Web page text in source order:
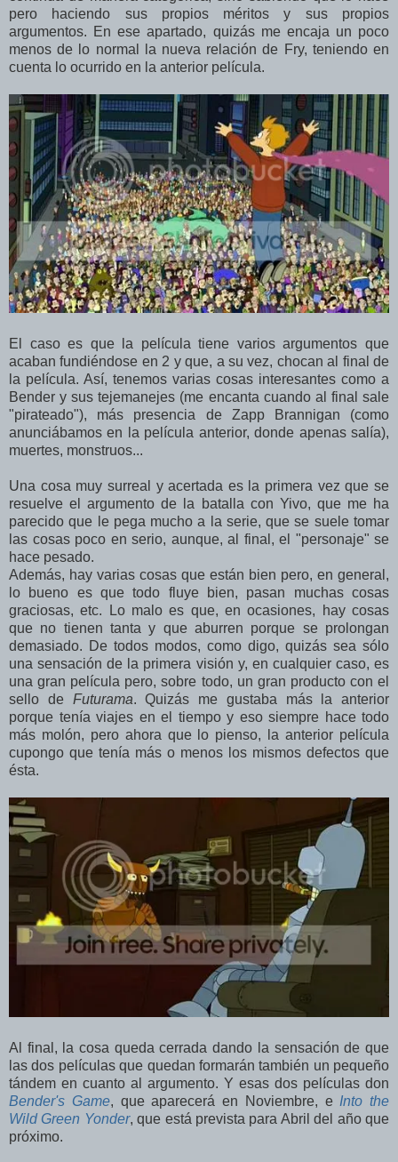
pero haciendo sus propios méritos y sus propios
argumentos. En ese apartado, quizás me encaja un poco
menos de lo normal la nueva relación de Fry, teniendo en
cuenta lo ocurrido en la anterior película.
El caso es que la película tiene varios argumentos que
acaban fundiéndose en 2 y que, a su vez, chocan al final de
la película. Así, tenemos varias cosas interesantes como a
Bender y sus tejemanejes (me encanta cuando al final sale
"pirateado"), más presencia de Zapp Brannigan (como
anunciábamos en la película anterior, donde apenas salía),
muertes, monstruos...
Una cosa muy surreal y acertada es la primera vez que se
resuelve el argumento de la batalla con Yivo, que me ha
parecido que le pega mucho a la serie, que se suele tomar
las cosas poco en serio, aunque, al final, el "personaje" se
hace pesado.
Además, hay varias cosas que están bien pero, en general,
lo bueno es que todo fluye bien, pasan muchas cosas
graciosas, etc. Lo malo es que, en ocasiones, hay cosas
que no tienen tanta y que aburren porque se prolongan
demasiado. De todos modos, como digo, quizás sea sólo
una sensación de la primera visión y, en cualquier caso, es
una gran película pero, sobre todo, un gran producto con el
sello de Futurama. Quizás me gustaba más la anterior
porque tenía viajes en el tiempo y eso siempre hace todo
más molón, pero ahora que lo pienso, la anterior película
cupongo que tenía más o menos los mismos defectos que
ésta.
Al final, la cosa queda cerrada dando la sensación de que
las dos películas que quedan formarán también un pequeño
tándem en cuanto al argumento. Y esas dos películas don
Bender's Game, que aparecerá en Noviembre, e Into the
Wild Green Yonder, que está prevista para Abril del año que
próximo.